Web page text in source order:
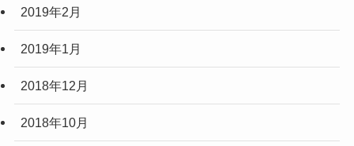
2019年2月
2019年1月
2018年12月
2018年10月